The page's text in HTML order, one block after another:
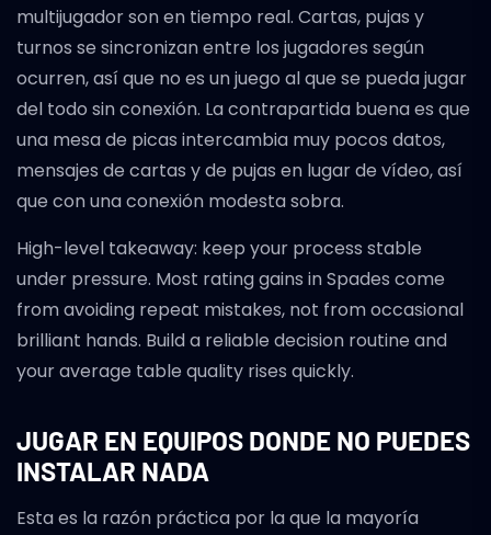
multijugador son en tiempo real. Cartas, pujas y
turnos se sincronizan entre los jugadores según
ocurren, así que no es un juego al que se pueda jugar
del todo sin conexión. La contrapartida buena es que
una mesa de picas intercambia muy pocos datos,
mensajes de cartas y de pujas en lugar de vídeo, así
que con una conexión modesta sobra.
High-level takeaway: keep your process stable
under pressure. Most rating gains in Spades come
from avoiding repeat mistakes, not from occasional
brilliant hands. Build a reliable decision routine and
your average table quality rises quickly.
JUGAR EN EQUIPOS DONDE NO PUEDES
INSTALAR NADA
Esta es la razón práctica por la que la mayoría